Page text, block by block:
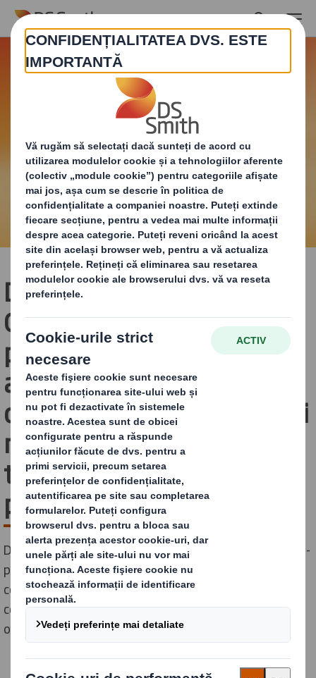
Skip to main content
DS Smith colaborează cu
Carlsberg în Polonia
pentru a introduce
ambalajul Round Wrap
care rotunjește colțurile și
reduce utilizarea foliei
termocontractabile pe
paleți
DS Smith Round Wrap este o soluție de ambalare multi-
pack de pionierat care rotunjește colțurile și este
concepută pentru a reduce emisiile de CO2 în
comparație cu multi-pack-urile standard din carton
ondulat.